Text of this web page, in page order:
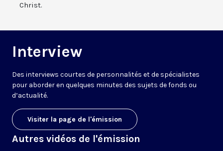
Christ.
Interview
Des interviews courtes de personnalités et de spécialistes
pour aborder en quelques minutes des sujets de fonds ou
d’actualité.
Visiter la page de l'émission
Autres vidéos de l'émission